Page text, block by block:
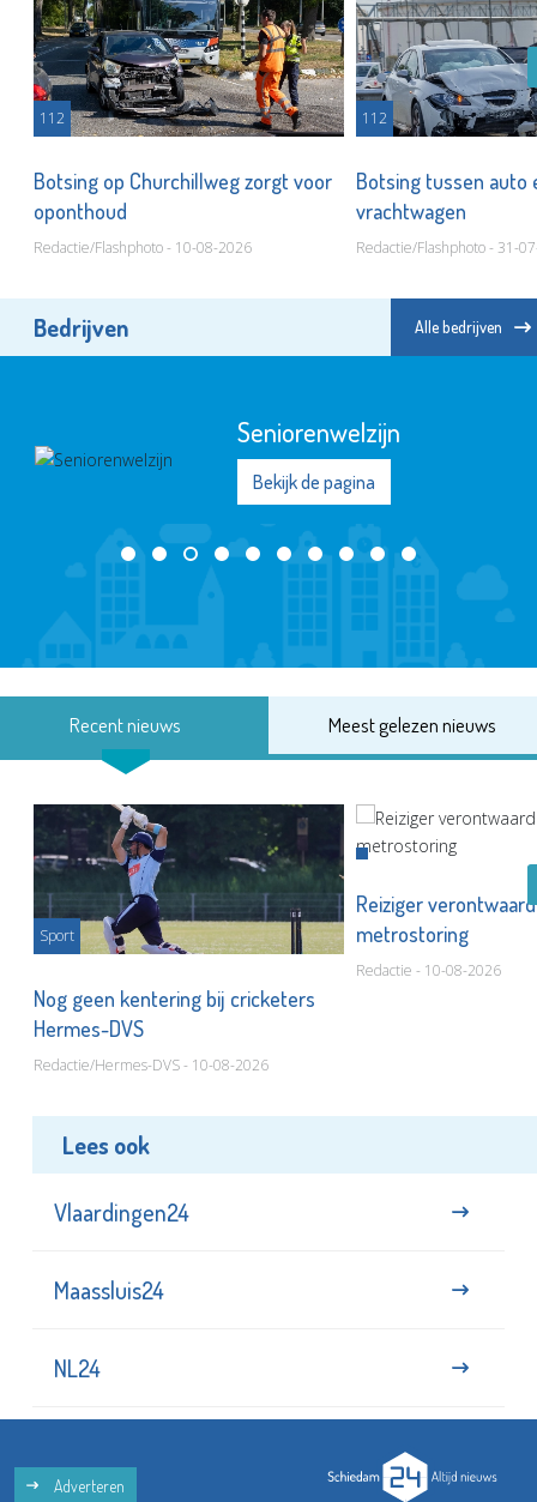
112
Botsing op Churchillweg zorgt voor
oponthoud
Redactie/Flashphoto - 10-08-2026
112
Botsing tussen auto
vrachtwagen
Redactie/Flashphoto - 31-
Bedrijven Alle bedrijven
Seniorenwelzijn
Bekijk de pagina
Recent nieuws Meest gelezen nieuws
Sport
Nog geen kentering bij cricketers
Hermes-DVS
Redactie/Hermes-DVS - 10-08-2026
Reiziger
metrostoring
Redactie - 10-08-2026
Lees ook
Vlaardingen24
Maassluis24
NL24
Adverteren